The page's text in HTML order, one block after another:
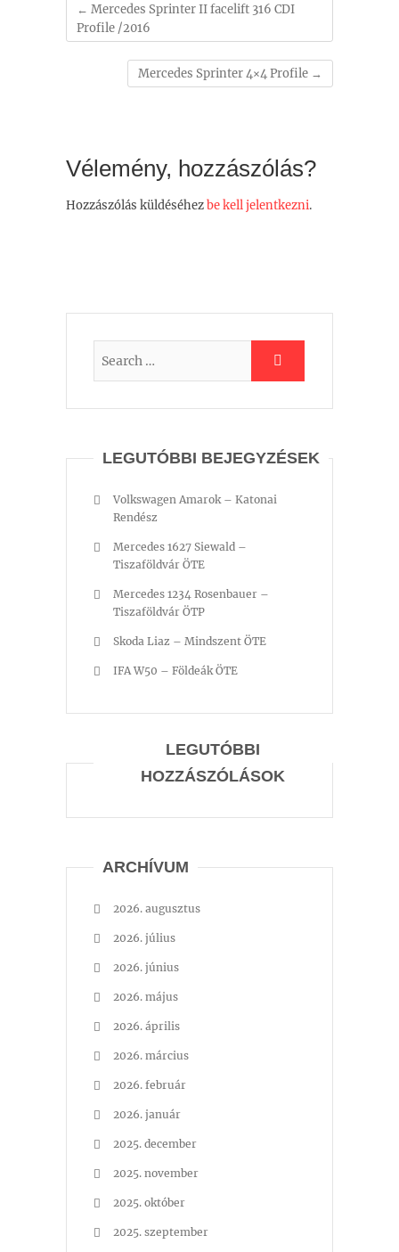
← Mercedes Sprinter II facelift 316 CDI
Profile /2016
Mercedes Sprinter 4×4 Profile →
Vélemény, hozzászólás?
Hozzászólás küldéséhezbe kell jelentkezni.
LEGUTÓBBI BEJEGYZÉSEK
Volkswagen Amarok – Katonai
Rendész
Mercedes 1627 Siewald –
Tiszaföldvár ÖTE
Mercedes 1234 Rosenbauer –
Tiszaföldvár ÖTP
Skoda Liaz – Mindszent ÖTE
IFA W50 – Földeák ÖTE
LEGUTÓBBI
HOZZÁSZÓLÁSOK
ARCHÍVUM
2026. augusztus
2026. július
2026. június
2026. május
2026. április
2026. március
2026. február
2026. január
2025. december
2025. november
2025. október
2025. szeptember